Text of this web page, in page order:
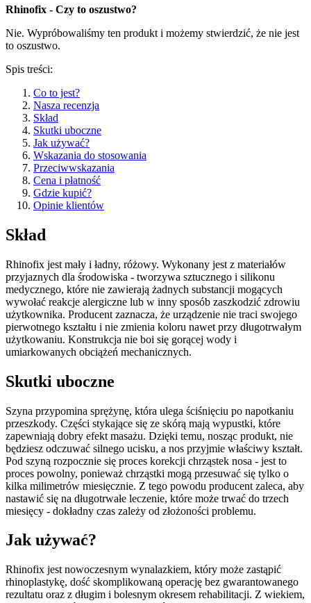
Rhinofix - Czy to oszustwo?
Nie. Wypróbowaliśmy ten produkt i możemy stwierdzić, że nie jest
to oszustwo.
Spis treści:
Co to jest?
Nasza recenzja
Skład
Skutki uboczne
Jak używać?
Wskazania do stosowania
Przeciwwskazania
Cena i płatność
Gdzie kupić?
Opinie klientów
Skład
Rhinofix jest mały i ładny, różowy. Wykonany jest z materiałów
przyjaznych dla środowiska - tworzywa sztucznego i silikonu
medycznego, które nie zawierają żadnych substancji mogących
wywołać reakcje alergiczne lub w inny sposób zaszkodzić zdrowiu
użytkownika. Producent zaznacza, że urządzenie nie traci swojego
pierwotnego kształtu i nie zmienia koloru nawet przy długotrwałym
użytkowaniu. Konstrukcja nie boi się gorącej wody i
umiarkowanych obciążeń mechanicznych.
Skutki uboczne
Szyna przypomina sprężynę, która ulega ściśnięciu po napotkaniu
przeszkody. Części stykające się ze skórą mają wypustki, które
zapewniają dobry efekt masażu. Dzięki temu, nosząc produkt, nie
będziesz odczuwać silnego ucisku, a nos przyjmie właściwy kształt.
Pod szyną rozpocznie się proces korekcji chrząstek nosa - jest to
proces powolny, ponieważ chrząstki mogą przesuwać się tylko o
kilka milimetrów miesięcznie. Z tego powodu producent zaleca, aby
nastawić się na długotrwałe leczenie, które może trwać do trzech
miesięcy - dokładny czas zależy od złożoności problemu.
Jak używać?
Rhinofix jest nowoczesnym wynalazkiem, który może zastąpić
rhinoplastykę, dość skomplikowaną operację bez gwarantowanego
rezultatu oraz z długim i bolesnym okresem rehabilitacji. Z wiekiem,